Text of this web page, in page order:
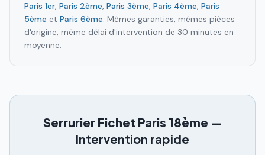
Paris 1er, Paris 2ème, Paris 3ème, Paris 4ème, Paris
5ème et Paris 6ème. Mêmes garanties, mêmes pièces
d'origine, même délai d'intervention de 30 minutes en
moyenne.
Serrurier Fichet Paris 18ème —
Intervention rapide